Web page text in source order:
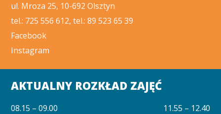
ul. Mroza 25, 10-692 Olsztyn
tel.: 725 556 612, tel.: 89 523 65 39
Facebook
Instagram
AKTUALNY ROZKŁAD ZAJĘĆ
08.15 – 09.00
11.55 – 12.40